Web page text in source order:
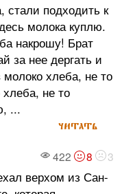
стали подходить к
молока куплю.
накрошу! Брат
за нее дергать и
хлеба, не то
не то
...
читать
422 8 3
верхом из Сан-